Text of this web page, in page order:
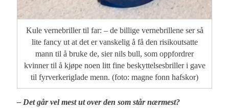
Kule vernebriller til far: – de billige vernebrillene ser så
lite fancy ut at det er vanskelig å få den risikoutsatte
mann til å bruke de, sier nils bull, som oppfordrer
kvinner til å kjøpe noen litt fine beskyttelsesbriller i gave
til fyrverkeriglade menn. (foto: magne fonn hafskor)
– Det går vel mest ut over den som står nærmest?